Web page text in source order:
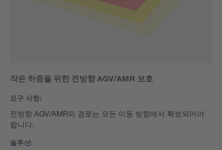
작은 하중을 위한 전방향 AGV/AMR 보호
요구 사항:
전방향 AGV/AMR의 경로는 모든 이동 방향에서 확보되어야
합니다.
솔루션: